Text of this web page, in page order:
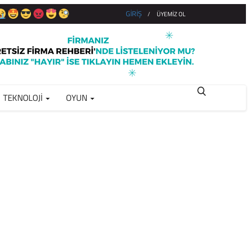
GİRİŞ / ÜYEMİZ OL
TEKNOLOJI OYUN